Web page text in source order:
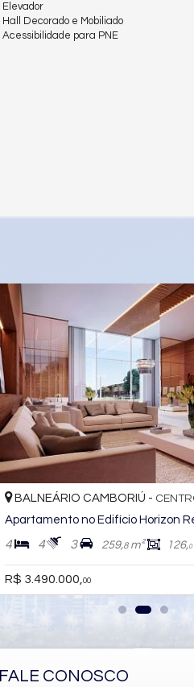
Elevador
Hall Decorado e Mobiliado
Acessibilidade para PNE
BALNEÁRIO
Apartamento no Edifício
6 3 200,0
R$ 3.462.700,
FALE CONOSCO